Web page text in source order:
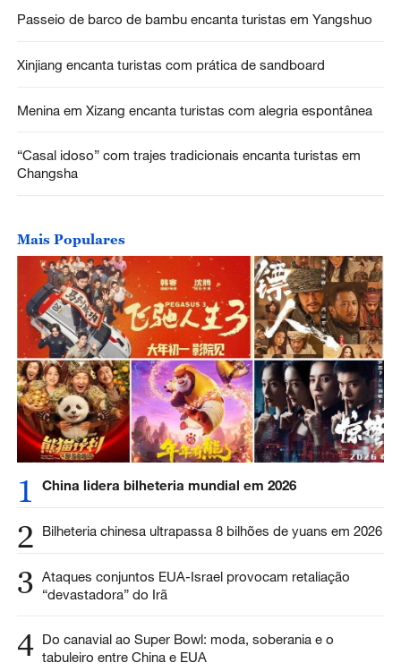
Passeio de barco de bambu encanta turistas em Yangshuo
Xinjiang encanta turistas com prática de sandboard
Menina em Xizang encanta turistas com alegria espontânea
“Casal idoso” com trajes tradicionais encanta turistas em
Changsha
Mais Populares
1 China lidera bilheteria mundial em 2026
2 Bilheteria chinesa ultrapassa 8 bilhões de yuans em 2026
3 Ataques conjuntos EUA-Israel provocam retaliação
“devastadora” do Irã
4 Do canavial ao Super Bowl: moda, soberania e o
tabuleiro entre China e EUA